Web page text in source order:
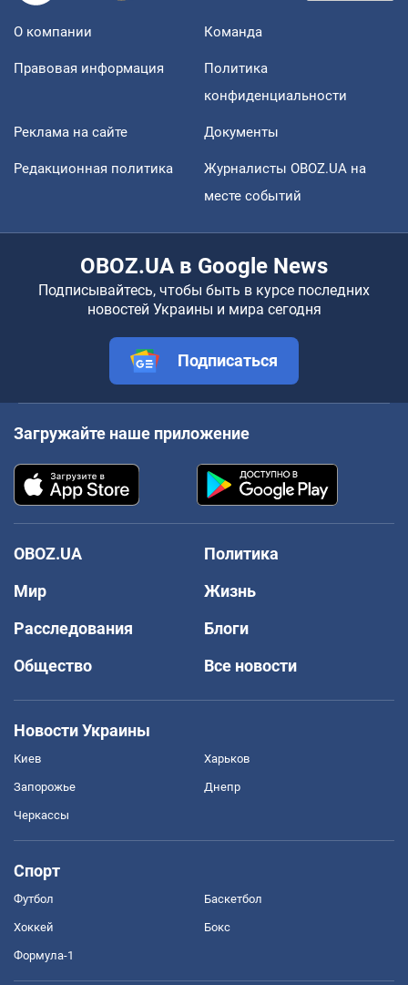
О компании Команда
Правовая информация
Политика
конфиденциальности
Реклама на сайте Документы
Редакционная политика
Журналисты OBOZ.UA на
месте событий
OBOZ.UA в Google News
Подписывайтесь, чтобы быть в курсе последних
новостей Украины и мира сегодня
Подписаться
Загружайте наше приложение
OBOZ.UA
Политика
Мир
Жизнь
Расследования
Блоги
Общество
Все новости
Новости Украины
Киев Харьков
Запорожье Днепр
Черкассы
Спорт
Футбол Баскетбол
Хоккей Бокс
Формула-1